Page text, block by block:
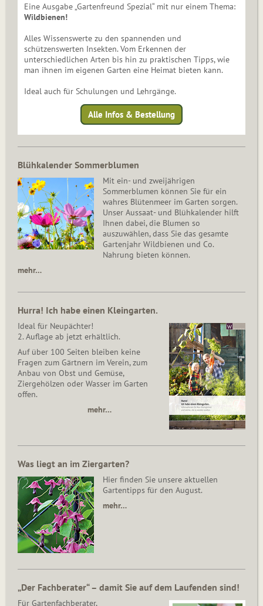
Eine Ausgabe „Gartenfreund Spezial“ mit nur einem Thema:
Wildbienen!
Alles Wissenswerte zu den spannenden und
schützenswerten Insekten. Vom Erkennen der
unterschiedlichen Arten bis hin zu praktischen Tipps, wie
man ihnen im eigenen Garten eine Heimat bieten kann.
Ideal auch für Schulungen und Lehrgänge.
Alle Infos & Bestellung
Blühkalender Sommerblumen
Mit ein- und zweijährigen
Sommerblumen können Sie für ein
wahres Blütenmeer im Garten sorgen.
Unser Aussaat- und Blühkalender hilft
Ihnen dabei, die Blumen so
auszuwählen, dass Sie das gesamte
Gartenjahr Wildbienen und Co.
Nahrung bieten können.
mehr…
Hurra! Ich habe einen Kleingarten.
Ideal für Neupächter!
2. Auflage ab jetzt erhältlich.
Auf über 100 Seiten bleiben keine
Fragen zum Gärtnern im Verein, zum
Anbau von Obst und Gemüse,
Ziergehölzen oder Wasser im Garten
offen.
mehr…
Was liegt an im Ziergarten?
Hier finden Sie unsere aktuellen
Gartentipps für den August.
mehr…
„Der Fachberater“ – damit Sie auf dem Laufenden sind!
Für Gartenfachberater,